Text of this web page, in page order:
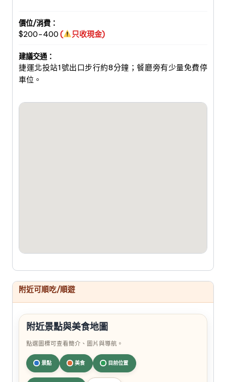
價位/消費：
$200-400( 只收現金)
建議交通：
捷運北投站1號出口步行約8分鐘；餐廳旁有少量免費停
車位。
附近可順吃/順遊
附近景點與美食地圖
點選圖標可查看簡介、圖片與導航。
景點 美食 目前位置